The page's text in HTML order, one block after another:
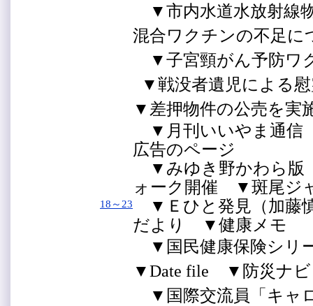
▼市内水道水放射線
混合ワクチンの不足
▼子宮頸がん予防ワ
▼戦没者遺児による
▼差押物件の公売を実
▼月刊いいやま通
広告のページ
▼みゆき野かわら版
ォーク開催 ▼斑尾ジ
18～23
▼Ｅひと発見（加藤
だより ▼健康メモ
▼国民健康保険シリ
▼Date file ▼防災ナビ
▼国際交流員「キャ